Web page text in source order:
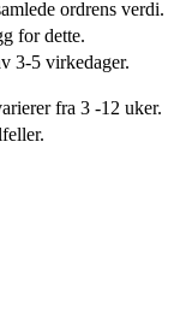
ordrens verdi.
for dette.
3-5 virkedager.
fra 3 -12 uker.